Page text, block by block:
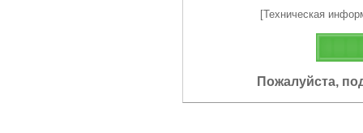
[Техническая
Пожалуйста,